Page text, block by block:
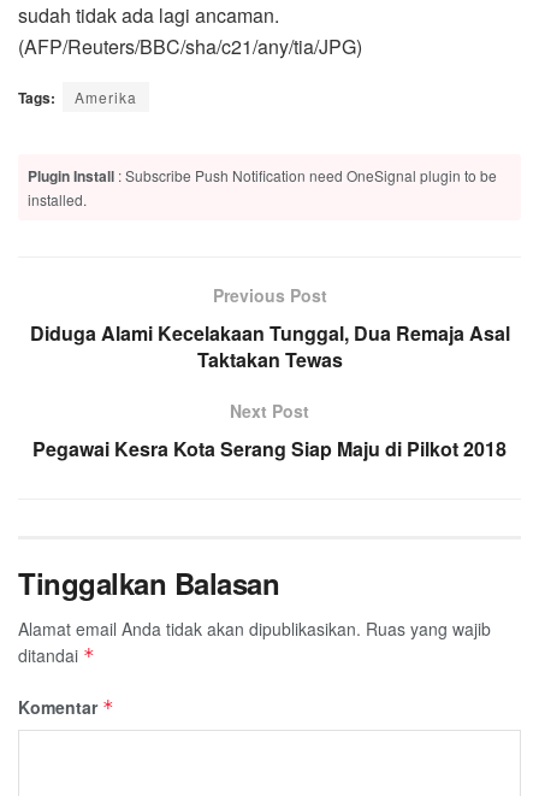
sudah tidak ada lagi ancaman.
(AFP/Reuters/BBC/sha/c21/any/tia/JPG)
Tags: Amerika
Plugin Install : Subscribe Push Notification need OneSignal plugin to be
installed.
Previous Post
Diduga Alami Kecelakaan Tunggal, Dua Remaja Asal
Taktakan Tewas
Next Post
Pegawai Kesra Kota Serang Siap Maju di Pilkot 2018
Tinggalkan Balasan
Alamat email Anda tidak akan dipublikasikan. Ruas yang wajib
ditandai *
Komentar *